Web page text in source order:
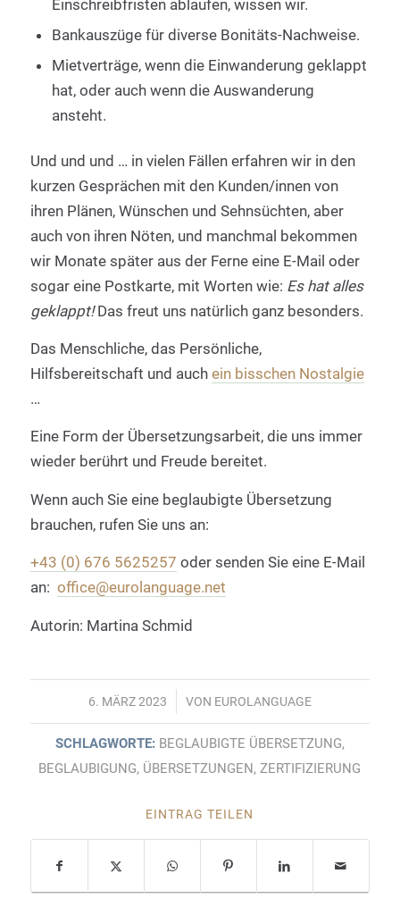
Einschreibfristen ablaufen, wissen wir.
Bankauszüge für diverse Bonitäts-Nachweise.
Mietverträge, wenn die Einwanderung geklappt
hat, oder auch wenn die Auswanderung
ansteht.
Und und und … in vielen Fällen erfahren wir in den
kurzen Gesprächen mit den Kunden/innen von
ihren Plänen, Wünschen und Sehnsüchten, aber
auch von ihren Nöten, und manchmal bekommen
wir Monate später aus der Ferne eine E-Mail oder
sogar eine Postkarte, mit Worten wie: Es hat alles
geklappt!Das freut uns natürlich ganz besonders.
Das Menschliche, das Persönliche,
Hilfsbereitschaft und auch ein bisschen Nostalgie
…
Eine Form der Übersetzungsarbeit, die uns immer
wieder berührt und Freude bereitet.
Wenn auch Sie eine beglaubigte Übersetzung
brauchen, rufen Sie uns an:
+43 (0) 676 5625257 oder senden Sie eine E-Mail
an: office@eurolanguage.net
Autorin: Martina Schmid
6. MÄRZ 2023
/ VON EUROLANGUAGE
SCHLAGWORTE: BEGLAUBIGTE ÜBERSETZUNG,
BEGLAUBIGUNG, ÜBERSETZUNGEN,ZERTIFIZIERUNG
EINTRAG TEILEN